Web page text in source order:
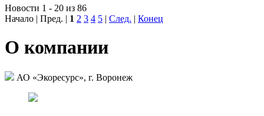
Новости 1 - 20 из 86
Начало | Пред. | 1 2 3 4 5 | След. | Конец
О компании
АО «Экоресурс», г. Воронеж